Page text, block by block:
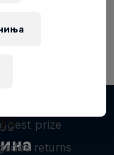
prize
returns